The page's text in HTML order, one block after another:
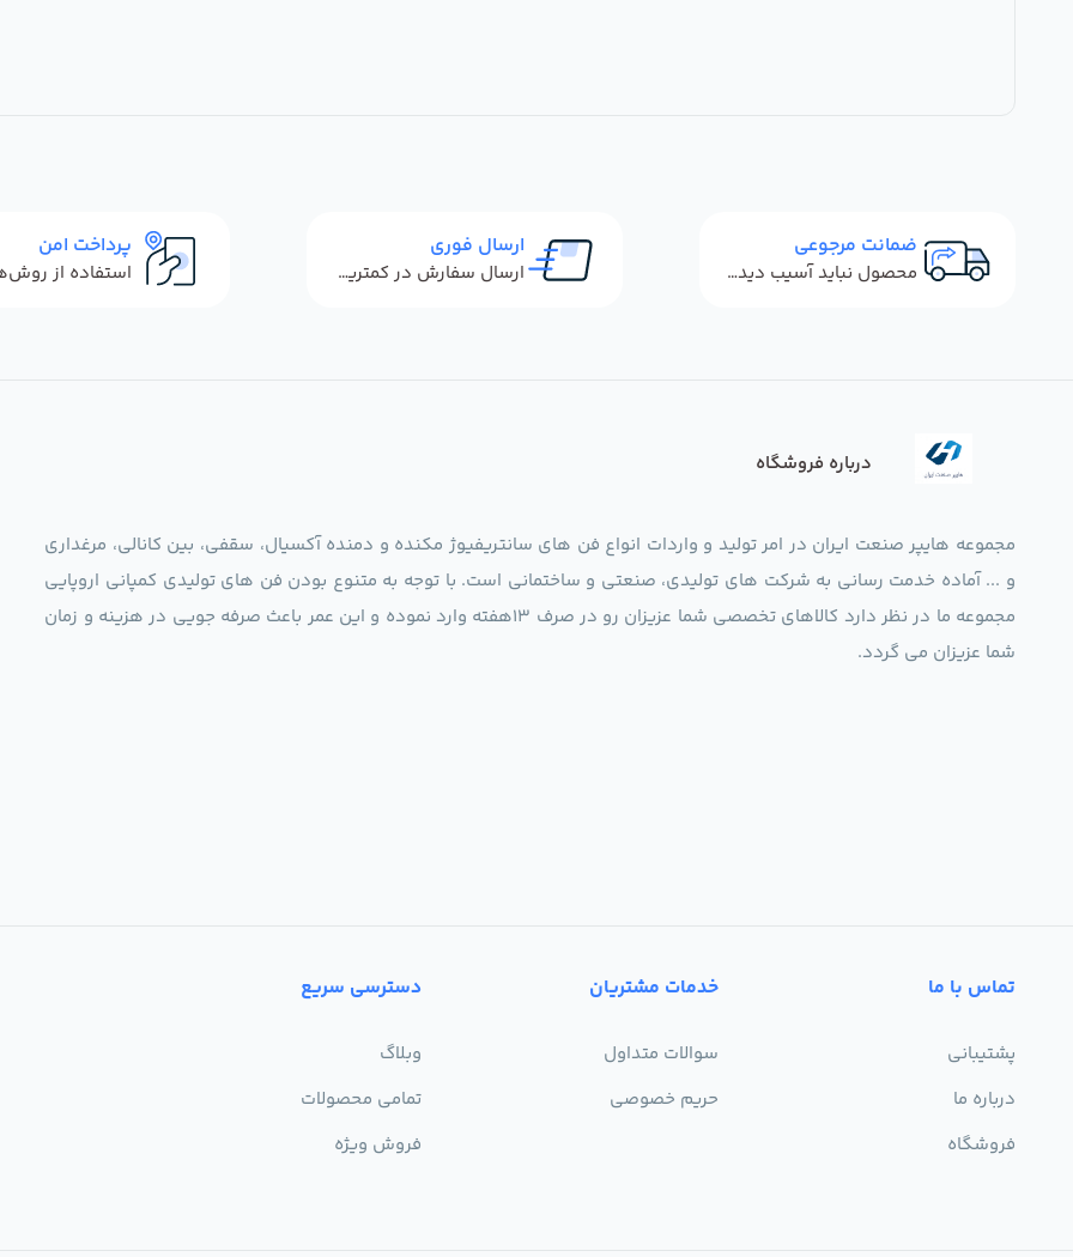
ضمانت مرجوعی
محصول نباید آسیب دیده باشد
ارسال فوری
ارسال سفارش در کمترین زمان ممکن
پرداخت امن
درباره فروشگاه
مجموعه هایپر صنعت ایران در امر تولید و واردات انواع فن های سانتریفیوژ مکنده و دمنده آکسیال، سقفی، بین کانالی، مرغداری
و ... آماده خدمت رسانی به شرکت های تولیدی، صنعتی و ساختمانی است. با توجه به متنوع بودن فن های تولیدی کمپانی اروپایی
مجموعه ما در نظر دارد کالاهای تخصصی شما عزیزان رو در صرف 13هفته وارد نموده و این عمر باعث صرفه جویی در هزینه و زمان
شما عزیزان می گردد.
تماس با ما
پشتیبانی
درباره ما
فروشگاه
خدمات مشتریان
سوالات متداول
حریم خصوصی
دسترسی سریع
وبلاگ
تمامی محصولات
فروش ویژه